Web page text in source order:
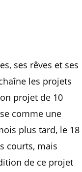
ses rêves et ses
les projets
projet de 10
comme une
plus tard, le 18
courts, mais
de ce projet